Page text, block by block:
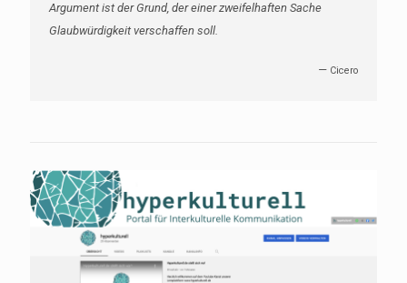
Argument ist der Grund, der einer zweifelhaften Sache
Glaubwürdigkeit verschaffen soll.
— Cicero